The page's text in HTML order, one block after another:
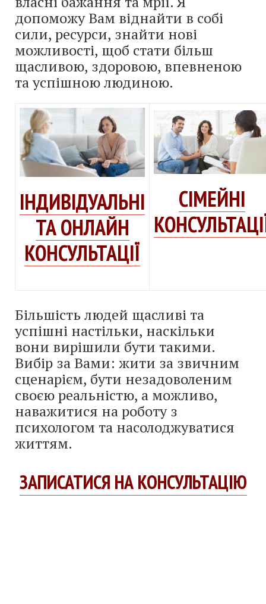
допоможу Вам віднайти в собі
сили, ресурси, знайти нові
можливості, щоб стати більш
щасливою, здоровою, впевненою
та успішною людиною.
ІНДИВІДУАЛЬНІ
ТА ОНЛАЙН
КОНСУЛЬТАЦІЇ
СІМЕЙНІ
Більшість людей щасливі та
успішні настільки, наскільки
вони вирішили бути такими.
Вибір за Вами: жити за звичним
сценарієм, бути незадоволеним
своєю реальністю, а можливо,
наважитися на роботу з
психологом та насолоджуватися
життям.
ЗАПИСАТИСЯ НА КОНСУЛЬТАЦІЮ